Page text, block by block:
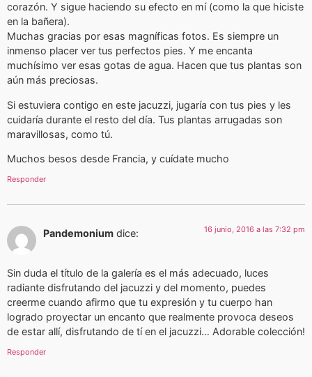
corazón. Y sigue haciendo su efecto en mí (como la que hiciste
en la bañera).
Muchas gracias por esas magníficas fotos. Es siempre un
inmenso placer ver tus perfectos pies. Y me encanta
muchísimo ver esas gotas de agua. Hacen que tus plantas son
aún más preciosas.
Si estuviera contigo en este jacuzzi, jugaría con tus pies y les
cuidaría durante el resto del día. Tus plantas arrugadas son
maravillosas, como tú.
Muchos besos desde Francia, y cuídate mucho
Responder
Pandemonium dice: 16 junio, 2016 a las 7:32 pm
Sin duda el título de la galería es el más adecuado, luces
radiante disfrutando del jacuzzi y del momento, puedes
creerme cuando afirmo que tu expresión y tu cuerpo han
logrado proyectar un encanto que realmente provoca deseos
de estar allí, disfrutando de tí en el jacuzzi… Adorable colección!
Responder